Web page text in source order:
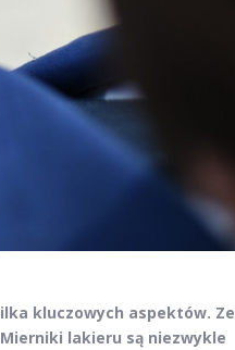
kluczowych aspektów. Ze
lakieru są niezwykle